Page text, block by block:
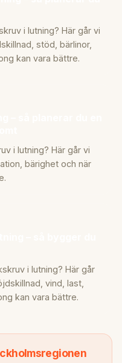
i lutning? Här går vi
stöd, bärlinor,
kan vara bättre.
i lutning? Här går vi
bärighet och när
i lutning? Här går
vind, last,
kan vara bättre.